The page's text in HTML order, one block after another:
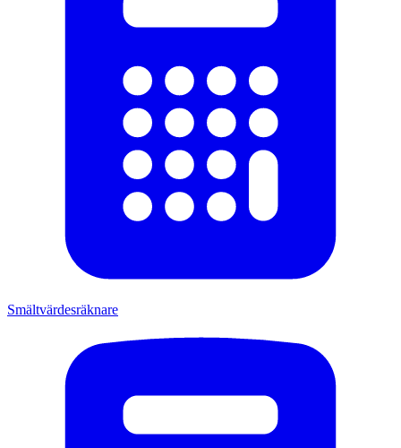
Smältvärdesräknare